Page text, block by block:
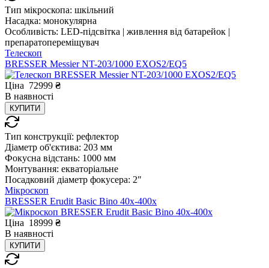
Тип мікроскопа: шкільний
Насадка: монокулярна
Особливість: LED-підсвітка | живлення від батарейок |
препаратопереміщувач
Телескоп
BRESSER Messier NT-203/1000 EXOS2/EQ5
Ціна 72999 ₴
В наявності
КУПИТИ
Тип конструкції: рефлектор
Діаметр об'єктива: 203 мм
Фокусна відстань: 1000 мм
Монтування: екваторіальне
Посадковий діаметр фокусера: 2"
Мікроскоп
BRESSER Erudit Basic Bino 40x-400x
Ціна 18999 ₴
В наявності
КУПИТИ